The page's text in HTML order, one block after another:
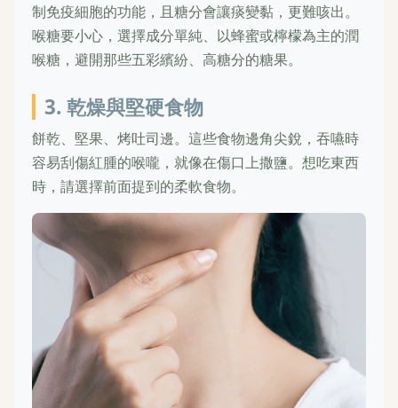
制免疫細胞的功能，且糖分會讓痰變黏，更難咳出。
喉糖要小心，選擇成分單純、以蜂蜜或檸檬為主的潤
喉糖，避開那些五彩繽紛、高糖分的糖果。
3. 乾燥與堅硬食物
餅乾、堅果、烤吐司邊。這些食物邊角尖銳，吞嚥時
容易刮傷紅腫的喉嚨，就像在傷口上撒鹽。想吃東西
時，請選擇前面提到的柔軟食物。